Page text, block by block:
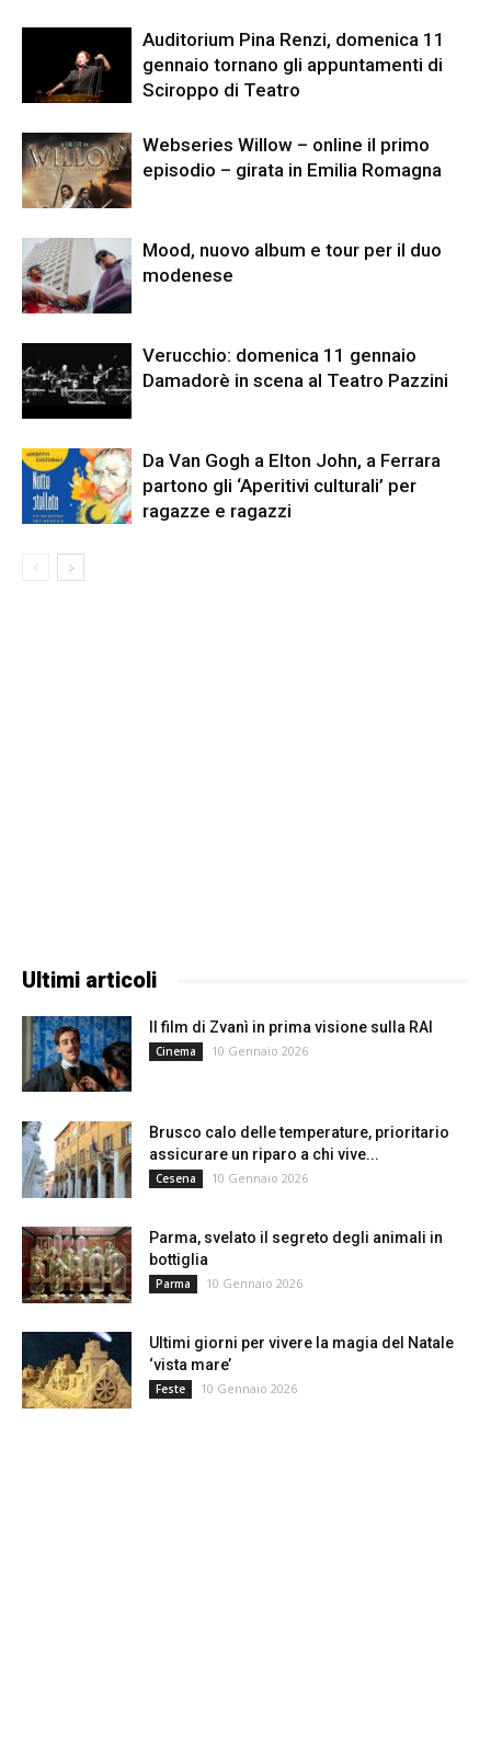
Auditorium Pina Renzi, domenica 11
gennaio tornano gli appuntamenti di
Sciroppo di Teatro
Webseries Willow – online il primo
episodio – girata in Emilia Romagna
Mood, nuovo album e tour per il duo
modenese
Verucchio: domenica 11 gennaio
Damadorè in scena al Teatro Pazzini
Da Van Gogh a Elton John, a Ferrara
partono gli ‘Aperitivi culturali’ per
ragazze e ragazzi
Ultimi articoli
Il film di Zvanì in prima visione sulla RAI
Cinema 10 Gennaio 2026
Brusco calo delle temperature, prioritario
assicurare un riparo a chi vive...
Cesena 10 Gennaio 2026
Parma, svelato il segreto degli animali in
bottiglia
Parma 10 Gennaio 2026
Ultimi giorni per vivere la magia del Natale
‘vista mare’
Feste 10 Gennaio 2026